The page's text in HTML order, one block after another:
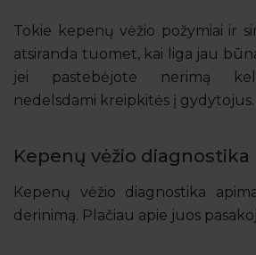
Tokie kepenų vėžio požymiai ir
atsiranda tuomet, kai liga jau
jei pastebėjote nerimą
nedelsdami kreipkitės į gydytojus.
Kepenų vėžio diagnostika
Kepenų vėžio diagnostika
derinimą. Plačiau apie juos